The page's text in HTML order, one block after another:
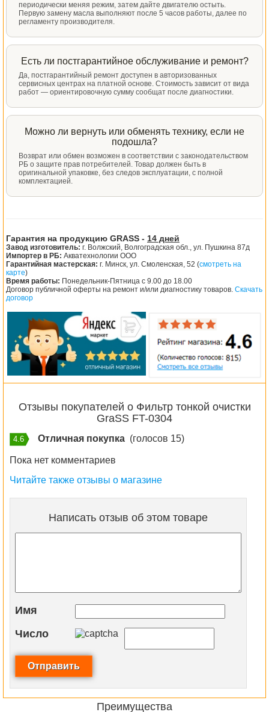
периодически меняя режим, затем дайте двигателю остыть.
Первую замену масла выполняют после 5 часов работы, далее по
регламенту производителя.
Есть ли постгарантийное обслуживание и ремонт?
Да, постгарантийный ремонт доступен в авторизованных
сервисных центрах на платной основе. Стоимость зависит от вида
работ — ориентировочную сумму сообщат после диагностики.
Можно ли вернуть или обменять технику, если не
подошла?
Возврат или обмен возможен в соответствии с законодательством
РБ о защите прав потребителей. Товар должен быть в
оригинальной упаковке, без следов эксплуатации, с полной
комплектацией.
Гарантия на продукцию GRASS - 14 дней
Завод изготовитель: г. Волжский, Волгоградская обл., ул. Пушкина 87д
Импортер в РБ: Акватехнологии ООО
Гарантийная мастерская: г. Минск, ул. Смоленская, 52 (смотреть на
карте)
Время работы: Понедельник-Пятница с 9.00 до 18.00
Договор публичной оферты на ремонт и/или диагностику товаров. Скачать
договор
Отзывы покупателей о Фильтр тонкой очистки
GraSS FT-0304
4.6 Отличная покупка (голосов 15)
Пока нет комментариев
Читайте также отзывы о магазине
Написать отзыв об этом товаре
Имя
Число
Преимущества